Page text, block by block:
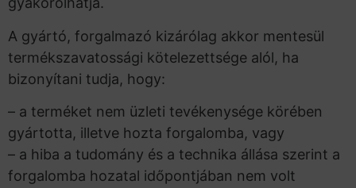
A gyártó, forgalmazó kizárólag akkor mentesül
termékszavatossági kötelezettsége alól, ha
bizonyítani tudja, hogy:
– a terméket nem üzleti tevékenysége körében
gyártotta, illetve hozta forgalomba, vagy
– a hiba a tudomány és a technika állása szerint a
forgalomba hozatal időpontjában nem volt